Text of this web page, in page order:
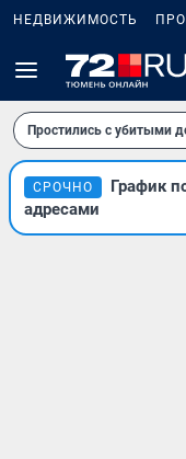
НЕДВИЖИМОСТЬ
Простились с убитыми
СРОЧНО
График
адресами